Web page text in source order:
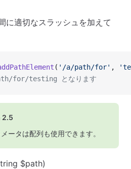
適切なスラッシュを加えて
( '/a/path/for' ,
for/testing となります
2.5
ータは配列も使用できます。
$path)